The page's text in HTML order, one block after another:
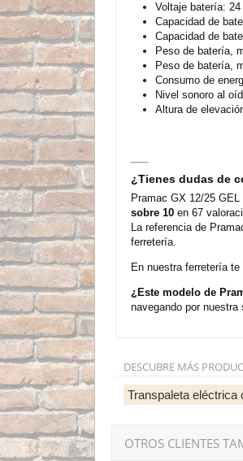
Voltaje batería: 24
Capacidad de
Capacidad de
Peso de batería,
Peso de batería,
Consumo de
Nivel sonoro al
Altura de
¿Tienes dudas de
Pramac GX 12/25
sobre 10 en 67
La referencia de
ferretería.
En nuestra ferretería
¿Este modelo de
navegando por
DESCUBRE MÁS
Transpaleta eléctrica
OTROS CLIENTES